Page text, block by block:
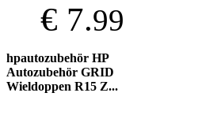
€ 7.99
hpautozubehör HP
Autozubehör GRID
Wieldoppen R15 Z...